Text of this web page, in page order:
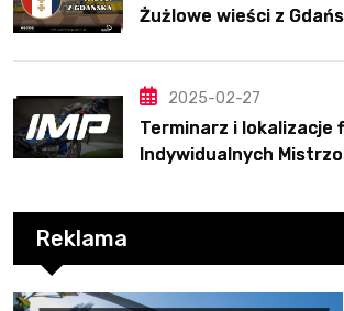
Żużlowe wieści z
2025-02-27
Terminarz i lokalizacje
Indywidualnych
Reklama